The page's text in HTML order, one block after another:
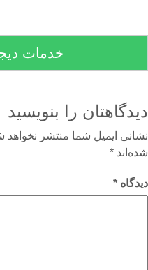
خدمات
را بنویسید
ایمیل شما منتشر نخواهد
*
*